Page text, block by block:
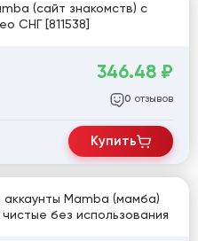
(сайт знакомств) с
СНГ [811538]
346.48 ₽
0 отзывов
Купить
Mamba (мамба)
без использования